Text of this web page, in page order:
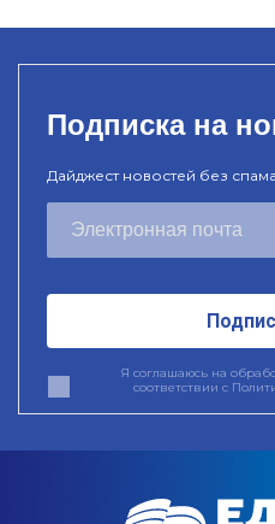
Подписка на
Дайджест новостей без
Я соглашаюсь на
соответствии с